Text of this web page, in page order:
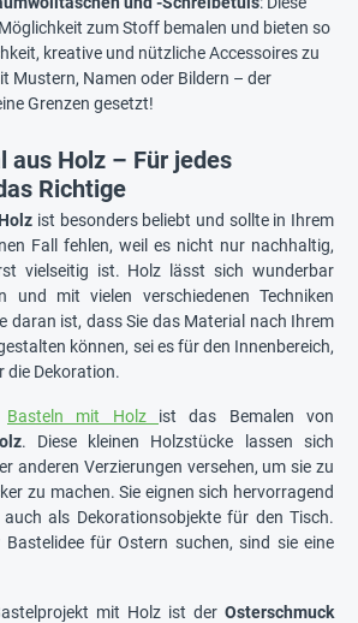
zum Stoff bemalen und bieten so
kreative und nützliche Accessoires zu
Mustern, Namen oder Bildern – der
Grenzen gesetzt!
aus Holz – Für jedes
Richtige
ist besonders beliebt und sollte in Ihrem
Fall fehlen, weil es nicht nur nachhaltig,
vielseitig ist. Holz lässt sich wunderbar
und mit vielen verschiedenen Techniken
daran ist, dass Sie das Material nach Ihrem
können, sei es für den Innenbereich,
die Dekoration.
Basteln mit Holz ist das Bemalen von
. Diese kleinen Holzstücke lassen sich
anderen Verzierungen versehen, um sie zu
zu machen. Sie eignen sich hervorragend
als Dekorationsobjekte für den Tisch.
Bastelidee für Ostern suchen, sind sie eine
mit Holz ist der Osterschmuck